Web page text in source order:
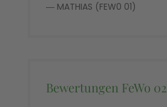
― MATHIAS (FEW0 01)
Bewertungen FeWo 02